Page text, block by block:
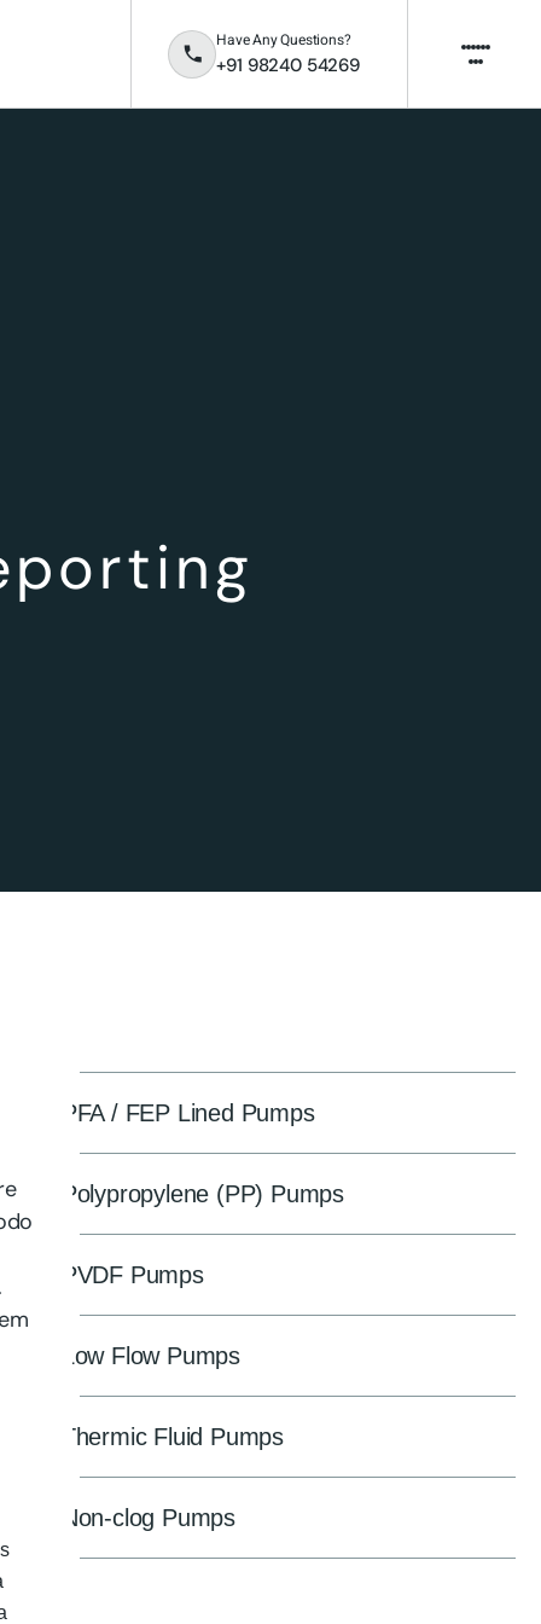
+91 98240 54269
Have Any Questions?
PFA / FEP Lined Pumps
Polypropylene (PP) Pumps
PVDF Pumps
Low Flow Pumps
Thermic Fluid Pumps
Non-clog Pumps